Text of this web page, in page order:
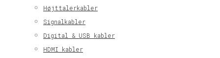
Højttalerkabler
Signalkabler
Digital & USB kabler
HDMI kabler